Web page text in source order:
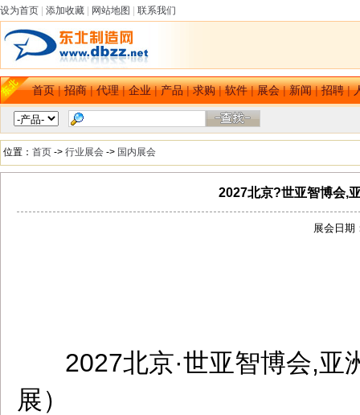
设为首页 添加收藏 网站地图 联系我们
首页|招商|代理|企业|产品|求购|软件|展会|新闻|招聘|
位置： 首页 -> 行业展会 -> 国内展会
2027北京?世亚智博会,
展会日期
2027北京·世亚智博会,亚
展）